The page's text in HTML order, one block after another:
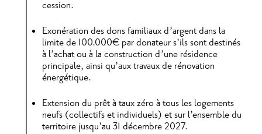
cession.
Exonération des dons familiaux d’argent dans la
limite de 100.000€ par donateur s’ils sont destinés
à l’achat ou à la construction d’une résidence
principale, ainsi qu’aux travaux de rénovation
énergétique.
Extension du prêt à taux zéro à tous les logements
neufs (collectifs et individuels) et sur l’ensemble du
territoire jusqu’au 31 décembre 2027.